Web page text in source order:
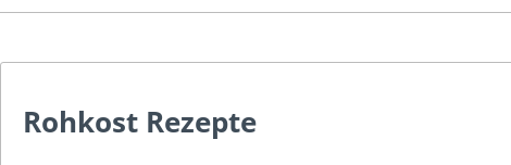
Rohkost Rezepte